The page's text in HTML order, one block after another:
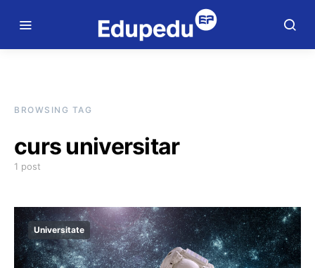
BROWSING TAG
curs universitar
1 post
Universitate